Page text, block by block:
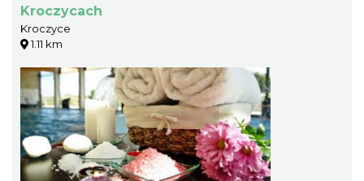
Kroczycach
Kroczyce
1.11 km